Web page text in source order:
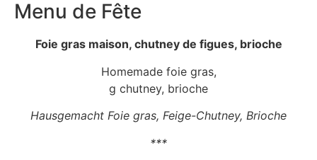
Menu de Fête
Foie gras maison, chutney de figues, brioche
Homemade foie gras,
g chutney, brioche
Hausgemacht Foie gras, Feige-Chutney, Brioche
***